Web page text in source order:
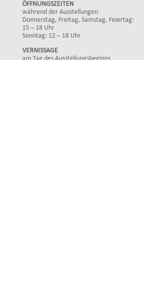
ÖFFNUNGSZEITEN
während der Ausstellungen
Donnerstag, Freitag, Samstag, Feiertag:
15 – 18 Uhr
Sonntag: 12 – 18 Uhr
VERNISSAGE
am Tag des Ausstellungsbeginns